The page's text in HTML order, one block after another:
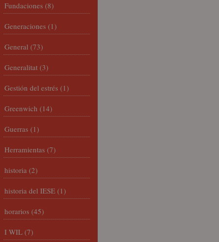
Fundaciones (8)
Generaciones (1)
General (73)
Generalitat (3)
Gestión del estrés (1)
Greenwich (14)
Guerras (1)
Herramientas (7)
historia (2)
historia del IESE (1)
horarios (45)
I WIL (7)